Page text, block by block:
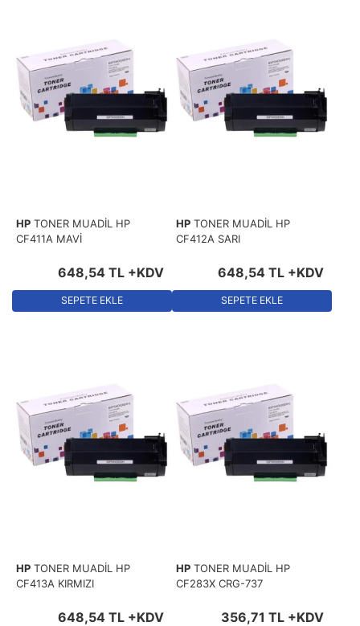
HP TONER MUADİL HP
CF411A MAVİ
648,54 TL +KDV
SEPETE EKLE
HP TONER MUADİL HP
CF412A SARI
648,54 TL +KDV
SEPETE EKLE
HP TONER MUADİL HP
CF413A KIRMIZI
648,54 TL +KDV
HP TONER MUADİL HP
CF283X CRG-737
356,71 TL +KDV